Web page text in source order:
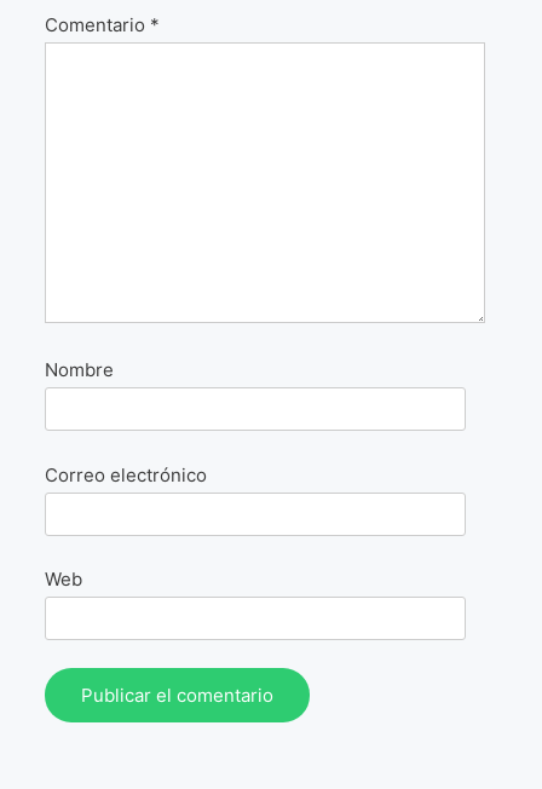
L’art Latino-américain à Paris 2019
Fundación Colombia
Blog
Comentario *
Nombre
Correo electrónico
Web